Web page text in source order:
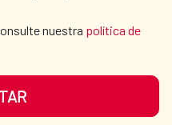
nuestra política de
PROTECTION